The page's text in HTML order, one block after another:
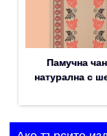
Памучна
натурална с